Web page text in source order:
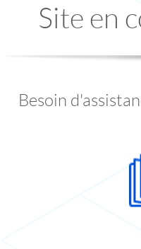
Site en
Besoin